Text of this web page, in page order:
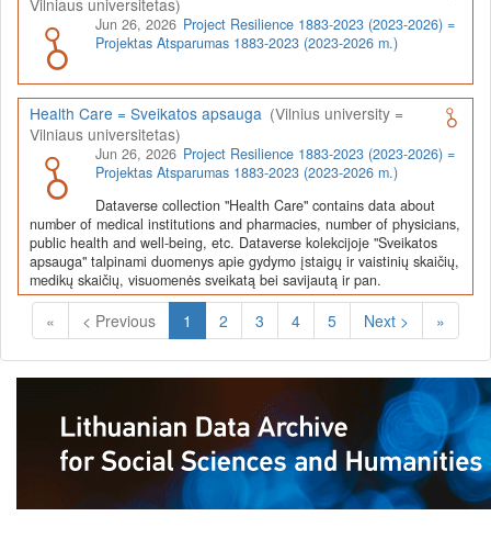
Vilniaus universitetas)
Jun 26, 2026 Project Resilience 1883-2023 (2023-2026) =
Projektas Atsparumas 1883-2023 (2023-2026 m.)
Health Care = Sveikatos apsauga (Vilnius university =
Vilniaus universitetas)
Jun 26, 2026 Project Resilience 1883-2023 (2023-2026) =
Projektas Atsparumas 1883-2023 (2023-2026 m.)
Dataverse collection "Health Care" contains data about
number of medical institutions and pharmacies, number of physicians,
public health and well-being, etc. Dataverse kolekcijoje "Sveikatos
apsauga" talpinami duomenys apie gydymo įstaigų ir vaistinių skaičių,
medikų skaičių, visuomenės sveikatą bei savijautą ir pan.
« < Previous 1 (Current)
2 3 4 5 Next > »